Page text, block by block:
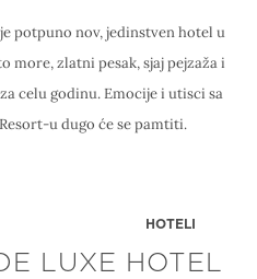
potpuno nov, jedinstven hotel u
more, zlatni pesak, sjaj pejzaža i
celu godinu. Emocije i utisci sa
u dugo će se pamtiti.
HOTELI
LUXE HOTEL